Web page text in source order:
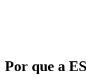
Por que a